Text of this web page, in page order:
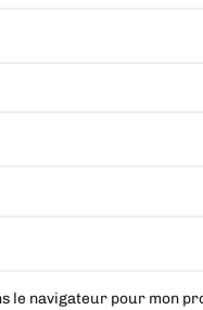
le navigateur pour mon